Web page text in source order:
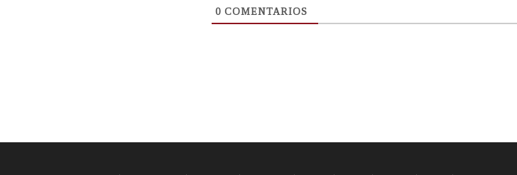
0 COMENTARIOS